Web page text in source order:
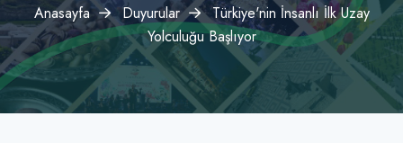
Anasayfa Duyurular
Türkiye'nin İnsanlı İlk Uzay
Yolculuğu Başlıyor